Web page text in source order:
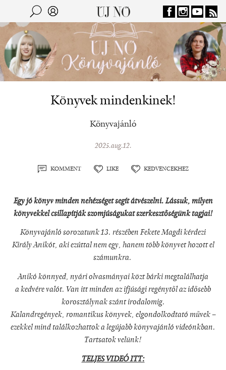
Jump to navigation
Kereső
Könyvek mindenkinek!
Könyvajánló
2025.aug.12.
KOMMENT LIKE KEDVENCEKHEZ
Egy jó könyv minden nehézséget segít átvészelni. Lássuk, milyen
könyvekkel csillapítják szomjúságukat szerkesztőségünk tagjai!
Könyvajánló sorozatunk 13. részében Fekete Magdi kérdezi
Király Anikót, aki ezúttal nem egy, hanem több könyvet hozott el
számunkra.
Anikó könnyed, nyári olvasmányai közt bárki megtalálhatja
a kedvére valót. Van itt minden az ifjúsági regénytől az idősebb
korosztálynak szánt irodalomig.
Kalandregények, romantikus könyvek, elgondolkodtató művek –
ezekkel mind találkozhattok a legújabb könyvajánló videónkban.
Tartsatok velünk!
TELJES VIDEÓ ITT: